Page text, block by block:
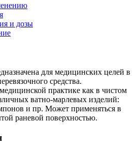
и дозы
для медицинских целей в
средства.
практике как в чистом
ватно-марлевых изделий:
и пр. Может применяться в
раневой поверхностью.